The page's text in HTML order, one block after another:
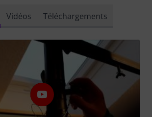
Vidéos Téléchargements